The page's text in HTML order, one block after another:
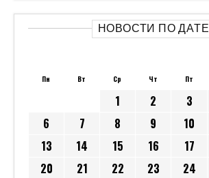
НОВОСТИ ПО ДАТЕ
Пн Вт Ср Чт Пт
1 2 3
6
7 8 9 10
13
14 15 16 17
20
21 22 23 24